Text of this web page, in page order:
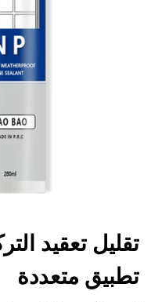
تقليل تعقيد
تطبيق متعددة